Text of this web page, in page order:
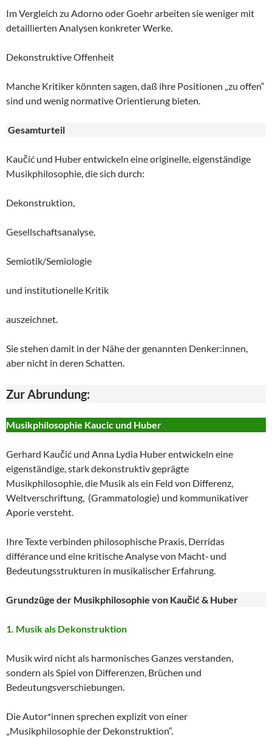
Im Vergleich zu Adorno oder Goehr arbeiten sie weniger mit
detaillierten Analysen konkreter Werke.
Dekonstruktive Offenheit
Manche Kritiker könnten sagen, daß ihre Positionen „zu offen“
sind und wenig normative Orientierung bieten.
Gesamturteil
Kaučić und Huber entwickeln eine originelle, eigenständige
Musikphilosophie, die sich durch:
Dekonstruktion,
Gesellschaftsanalyse,
Semiotik/Semiologie
und institutionelle Kritik
auszeichnet.
Sie stehen damit in der Nähe der genannten Denker:innen,
aber nicht in deren Schatten.
Zur Abrundung:
Musikphilosophie Kaucic und Huber
Gerhard Kaučić und Anna Lydia Huber entwickeln eine
eigenständige, stark dekonstruktiv geprägte
Musikphilosophie, die Musik als ein Feld von Differenz,
Weltverschriftung, (Grammatologie) und kommunikativer
Aporie versteht.
Ihre Texte verbinden philosophische Praxis, Derridas
différance und eine kritische Analyse von Macht‑ und
Bedeutungsstrukturen in musikalischer Erfahrung.
Grundzüge der Musikphilosophie von Kaučić & Huber
1. Musik als Dekonstruktion
Musik wird nicht als harmonisches Ganzes verstanden,
sondern als Spiel von Differenzen, Brüchen und
Bedeutungsverschiebungen.
Die Autor*innen sprechen explizit von einer
„Musikphilosophie der Dekonstruktion“.